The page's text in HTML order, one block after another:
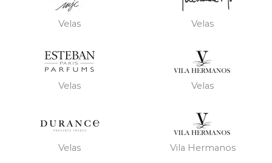
Velas Velas
Velas Velas
Velas Vila Hermanos